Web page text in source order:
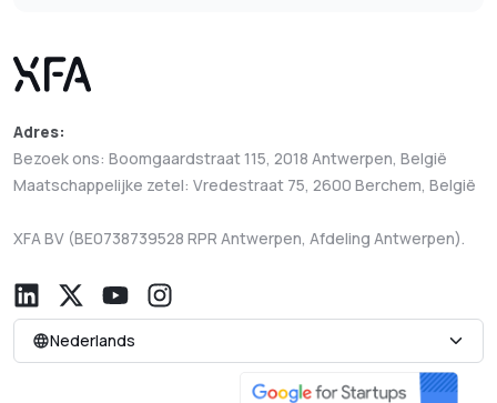
Adres:
Bezoek ons: Boomgaardstraat 115, 2018 Antwerpen, België
Maatschappelijke zetel: Vredestraat 75, 2600 Berchem, België
XFA BV (BE0738739528 RPR Antwerpen, Afdeling Antwerpen).
Nederlands